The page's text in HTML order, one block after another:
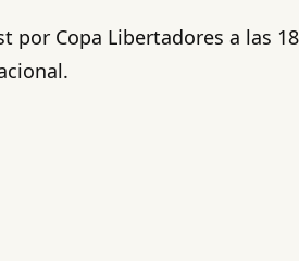
Copa Libertadores a las